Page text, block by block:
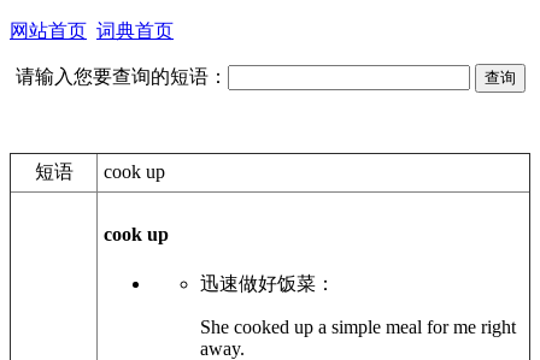
网站首页 词典首页
请输入您要查询的短语：
短语 cook up
cook up
迅速做好饭菜：
She cooked up a simple meal for me right
away.